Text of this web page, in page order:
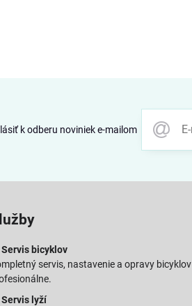
k odberu noviniek e-mailom
Servis bicyklov
servis, nastavenie a opravy
Servis lyží